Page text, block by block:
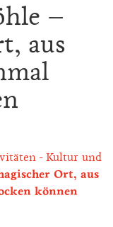
–
aus
Kultur und
Ort, aus
können